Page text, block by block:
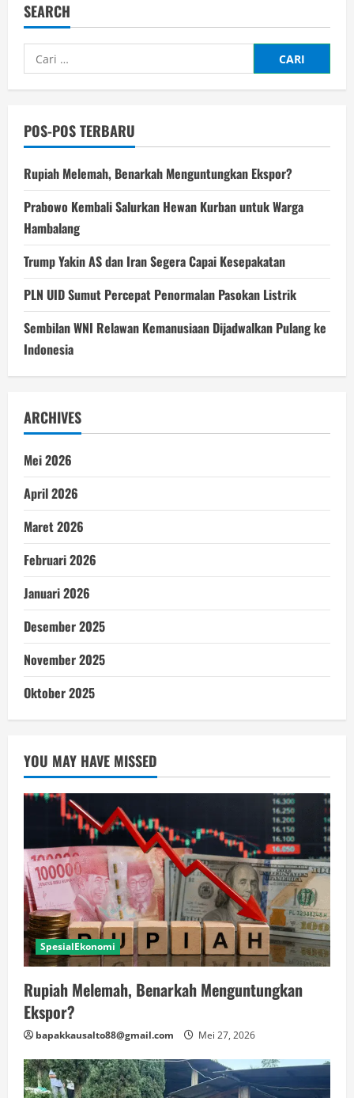
SEARCH
Cari
untuk:
POS-POS TERBARU
Rupiah Melemah, Benarkah Menguntungkan Ekspor?
Prabowo Kembali Salurkan Hewan Kurban untuk Warga
Hambalang
Trump Yakin AS dan Iran Segera Capai Kesepakatan
PLN UID Sumut Percepat Penormalan Pasokan Listrik
Sembilan WNI Relawan Kemanusiaan Dijadwalkan Pulang ke
Indonesia
ARCHIVES
Mei 2026
April 2026
Maret 2026
Februari 2026
Januari 2026
Desember 2025
November 2025
Oktober 2025
YOU MAY HAVE MISSED
SpesialEkonomi
Rupiah Melemah, Benarkah Menguntungkan
Ekspor?
bapakkausalto88@gmail.com Mei 27, 2026